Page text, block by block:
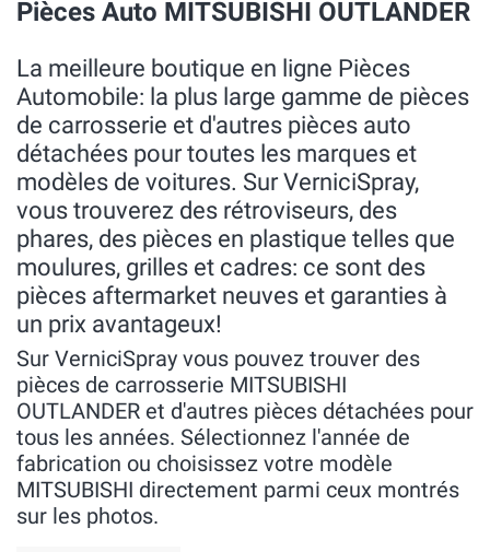
Pièces Auto MITSUBISHI OUTLANDER
La meilleure boutique en ligne Pièces
Automobile: la plus large gamme de pièces
de carrosserie et d'autres pièces auto
détachées pour toutes les marques et
modèles de voitures. Sur VerniciSpray,
vous trouverez des rétroviseurs, des
phares, des pièces en plastique telles que
moulures, grilles et cadres: ce sont des
pièces aftermarket neuves et garanties à
un prix avantageux!
Sur VerniciSpray vous pouvez trouver des
pièces de carrosserie MITSUBISHI
OUTLANDER et d'autres pièces détachées pour
tous les années. Sélectionnez l'année de
fabrication ou choisissez votre modèle
MITSUBISHI directement parmi ceux montrés
sur les photos.